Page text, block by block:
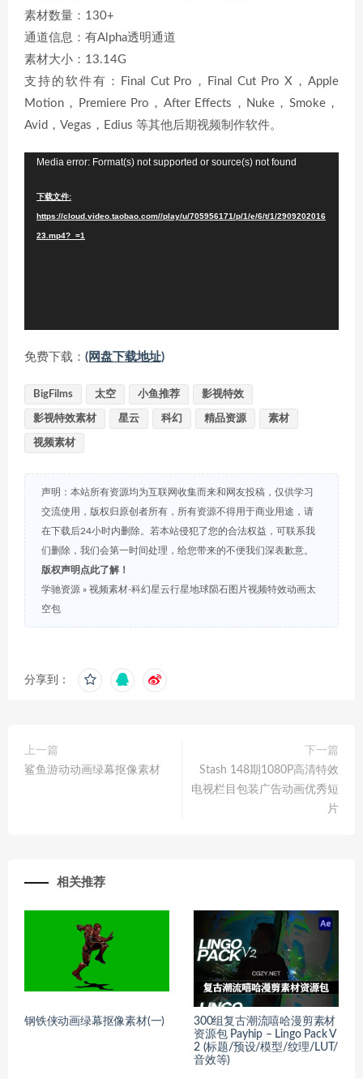
素材数量：130+
通道信息：有Alpha透明通道
素材大小：13.14G
支持的软件有：Final Cut Pro，Final Cut Pro X，Apple
Motion，Premiere Pro，After Effects，Nuke，Smoke，
Avid，Vegas，Edius 等其他后期视频制作软件。
Media error: Format(s) not supported or source(s) not found
下载文件:
https://cloud.video.taobao.com//play/u/705956171/p/1/e/6/t/1/2909202016
23.mp4?_=1
免费下载： (网盘下载地址)
BigFilms 太空 小鱼推荐 影视特效
影视特效素材 星云 科幻 精品资源 素材
视频素材
声明：本站所有资源均为互联网收集而来和网友投稿，仅供学习
交流使用，版权归原创者所有，所有资源不得用于商业用途，请
在下载后24小时内删除。若本站侵犯了您的合法权益，可联系我
们删除，我们会第一时间处理，给您带来的不便我们深表歉意。
版权声明点此了解！
学驰资源 » 视频素材-科幻星云行星地球陨石图片视频特效动画太
空包
分享到：
上一篇
鲨鱼游动动画绿幕抠像素材
下一篇
Stash 148期1080P高清特效
电视栏目包装广告动画优秀短
片
相关推荐
钢铁侠动画绿幕抠像素材(一)
300组复古潮流嘻哈漫剪素材
资源包 Payhip – Lingo Pack V
2 (标题/预设/模型/纹理/LUT/
音效等)